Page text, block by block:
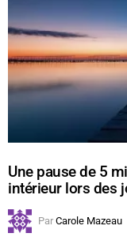
Une pause de 5
intérieur lors des
Par Carole Mazeau